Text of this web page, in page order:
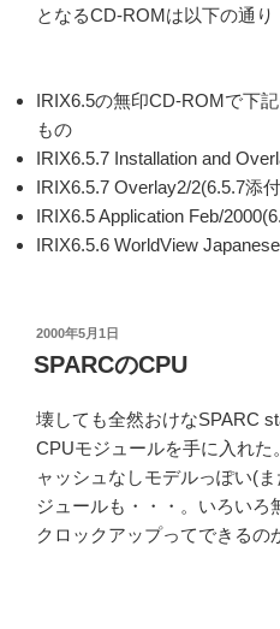
となるCD-ROMは以下の通り
IRIX6.5の無印CD-ROMで下
もの
IRIX6.5.7 Installation and
IRIX6.5.7 Overlay2/2(6.5.7添
IRIX6.5 Application Feb/
IRIX6.5.6 WorldView
投
稿
日:
2000年5月1日
SPARCのCPU
壊しても全然おけなSPARC
CPUモジュールを手に入れ
ャッシュなしモデルっぽい(
ジュールも・・・。いろいろ
クロックアップってできるの